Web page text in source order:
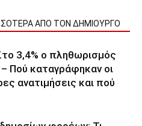
ΑΠΟ ΤΟΝ ΔΗΜΙΟΥΡΓΟ
3,4% ο πληθωρισμός
– Πού καταγράφηκαν οι
ανατιμήσεις και πού